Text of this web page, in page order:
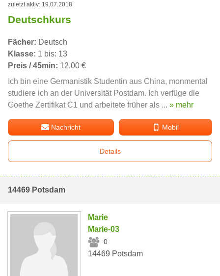
zuletzt aktiv: 19.07.2018
Deutschkurs
Fächer: Deutsch
Klasse: 1 bis: 13
Preis / 45min: 12,00 €
Ich bin eine Germanistik Studentin aus China, monmental
studiere ich an der Universität Postdam. Ich verfüge die
Goethe Zertifikat C1 und arbeitete früher als ... » mehr
Nachricht Mobil
Details
14469 Potsdam
Marie
Marie-03
0
14469 Potsdam